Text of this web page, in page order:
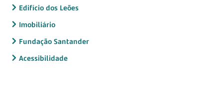
Edifício dos Leões
Imobiliário
Fundação Santander
Acessibilidade